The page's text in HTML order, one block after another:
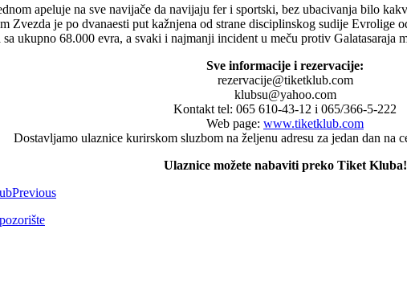
apeluje na sve navijače da navijaju fer i sportski, bez ubacivanja bilo
Zvezda je po dvanaesti put kažnjena od strane disciplinskog sudije Evrolige
sa ukupno 68.000 evra, a svaki i najmanji incident u meču protiv Galatasaraja
Sve informacije i rezervacije:
rezervacije@tiketklub.com
klubsu@yahoo.com
Kontakt tel: 065 610-43-12 i 065/366-5-222
Web page: www.tiketklub.com
Dostavljamo ulaznice kurirskom sluzbom na željenu adresu za jedan dan na
Ulaznice možete nabaviti preko Tiket Kluba!
Previous